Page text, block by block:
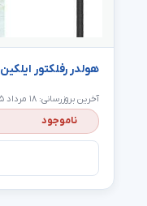
هولدر رفلکتور ایلکین
آخرین بروزرسانی: ۱۸ مرداد ۱۴۰۵
ناموجود